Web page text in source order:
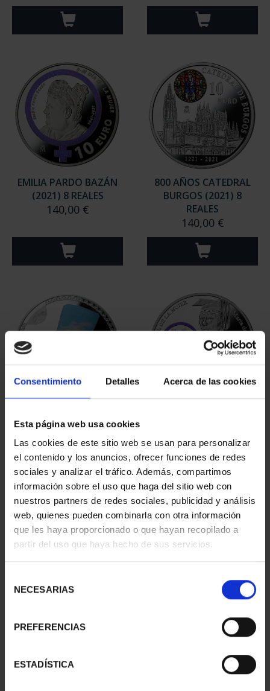
Consentimiento Detalles Acerca de las cookies
Esta página web usa cookies
Las cookies de este sitio web se usan para personalizar
el contenido y los anuncios, ofrecer funciones de redes
sociales y analizar el tráfico. Además, compartimos
información sobre el uso que haga del sitio web con
nuestros partners de redes sociales, publicidad y análisis
web, quienes pueden combinarla con otra información
que les haya proporcionado o que hayan recopilado a
partir del uso que haya hecho de sus servicios.
NECESARIAS
PREFERENCIAS
ESTADÍSTICA
EMILIA PARDO BAZÁN
(2021) 8 REALES
140,00 €
800 AÑOS CATEDRAL
BURGOS (2021) 8
REALES
140,00 €
GOYA (2021)
CINCUENTI...
610,00 €
140,00 €
SOROLLA (2023)
CINCUENTÍN
(2024) 8 REALES
140,00 €